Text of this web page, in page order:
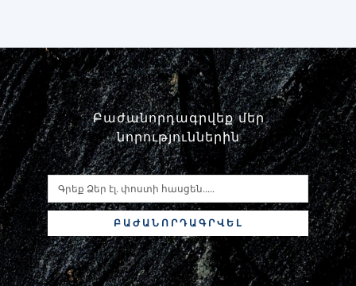
Բաժանորդագրվեք մեր
նորություններին
ԲԱԺԱՆՈՐԴԱԳՐՎԵԼ